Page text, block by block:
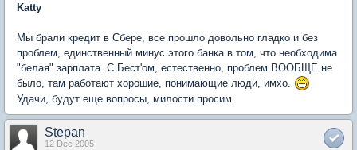
Katty
Мы брали кредит в Сбере, все прошло довольно гладко и без
проблем, единственный минус этого банка в том, что необходима
"белая" зарплата. С Бест'ом, естественно, проблем ВООБЩЕ не
было, там работают хорошие, понимающие люди, имхо.
Удачи, будут еще вопросы, милости просим.
Stepan
12 Dec 2005